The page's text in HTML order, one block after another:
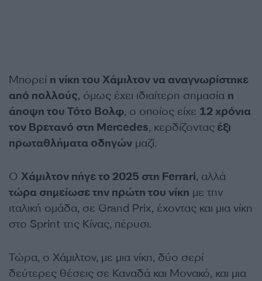
Μπορεί η νίκη του Χάμιλτον να αναγνωρίστηκε
από πολλούς, όμως έχει ιδιαίτερη σημασία η
άποψη του Τότο Βολφ, ο οποίος είχε 12 χρόνια
τον Βρετανό στη Mercedes, κερδίζοντας έξι
πρωταθλήματα οδηγών μαζί.
Ο Χάμιλτον πήγε το 2025 στη Ferrari, αλλά
τώρα σημείωσε την πρώτη του νίκη με την
ιταλική ομάδα, σε Grand Prix, έχοντας και μια νίκη
στο Sprint της Κίνας, πέρυσι.
Τώρα, ο Χάμιλτον, με μια νίκη, δύο σερί
δεύτερες θέσεις σε Καναδά και Μονακό, και μια